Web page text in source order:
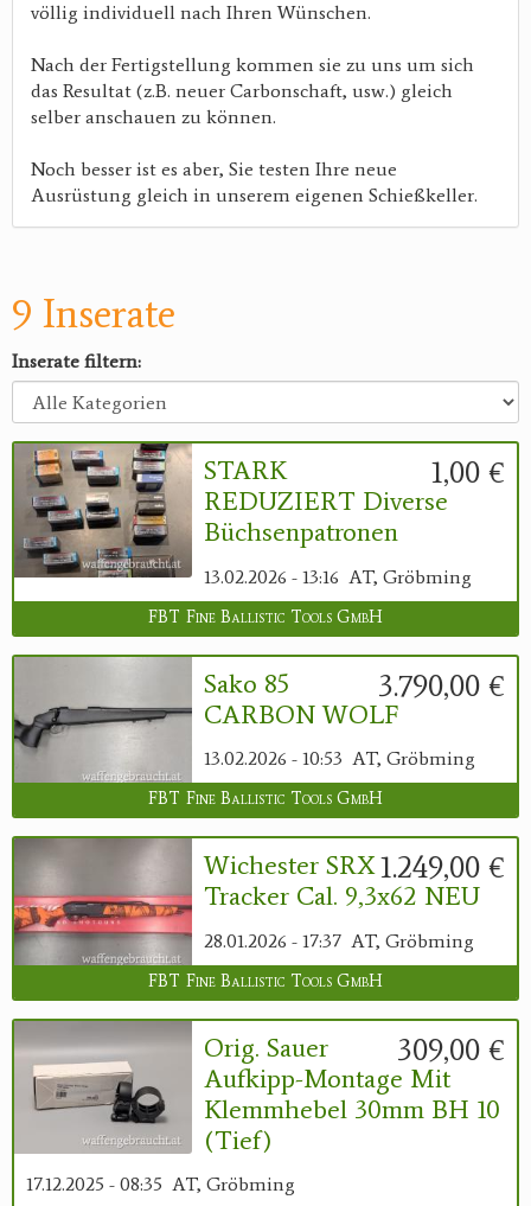
völlig individuell nach Ihren Wünschen.
Nach der Fertigstellung kommen sie zu uns um sich
das Resultat (z.B. neuer Carbonschaft, usw.) gleich
selber anschauen zu können.
Noch besser ist es aber, Sie testen Ihre neue
Ausrüstung gleich in unserem eigenen Schießkeller.
9 Inserate
Inserate filtern:
1,00 €
STARK
REDUZIERT Diverse
Büchsenpatronen
13.02.2026 - 13:16 AT, Gröbming
FBT Fine Ballistic Tools GmbH
3.790,00 €
Sako 85
CARBON WOLF
13.02.2026 - 10:53 AT, Gröbming
FBT Fine Ballistic Tools GmbH
1.249,00 €
Wichester SRX
Tracker Cal. 9,3x62 NEU
28.01.2026 - 17:37 AT, Gröbming
FBT Fine Ballistic Tools GmbH
309,00 €
Orig. Sauer
Aufkipp-Montage Mit
Klemmhebel 30mm BH 10
(tief)
17.12.2025 - 08:35 AT, Gröbming